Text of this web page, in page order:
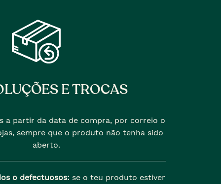
E TROCAS
a partir da data de compra, por correio o
sempre que o produto não tenha sido
aberto.
o defectuosos: se o teu produto estiver